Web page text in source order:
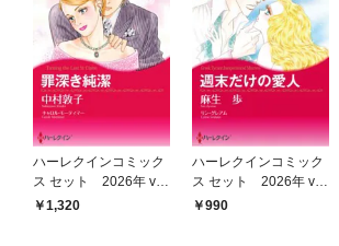
ハーレクインコミック
ス セット 2026年 vo
l.855
1,320
ハーレクインコミック
ス セット 2026年 vo
l.780
990